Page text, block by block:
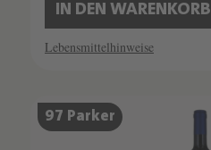
IN DEN WARENKORB
Lebensmittelhinweise
SCHATZKAMMER
SEHR LIMITIERT
97 Parker